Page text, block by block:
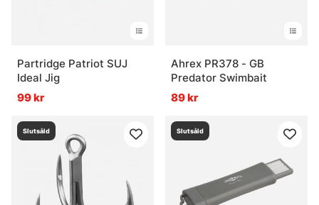
Partridge Patriot SUJ
Ideal Jig
99 kr
Ahrex PR378 - GB
Predator Swimbait
89 kr
Slutsåld Slutsåld